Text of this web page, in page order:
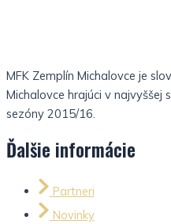
MFK Zemplín Michalovce je
Michalovce hrajúci v najvyššej
sezóny 2015/16.
Ďalšie informácie
Partneri
Novinky